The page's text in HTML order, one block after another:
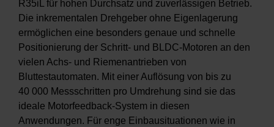
R35iL für hohen Durchsatz und zuverlässigen Betrieb.
Die inkrementalen Drehgeber ohne Eigenlagerung
ermöglichen eine besonders genaue und schnelle
Positionierung der Schritt- und BLDC-Motoren an den
vielen Achs- und Riemenantrieben von
Bluttestautomaten. Mit einer Auflösung von bis zu
40 000 Messschritten pro Umdrehung sind sie das
ideale Motorfeedback-System in diesen
Anwendungen. Für enge Einbausituationen wie in